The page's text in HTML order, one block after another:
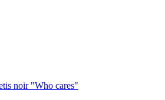
noir "Who cares"